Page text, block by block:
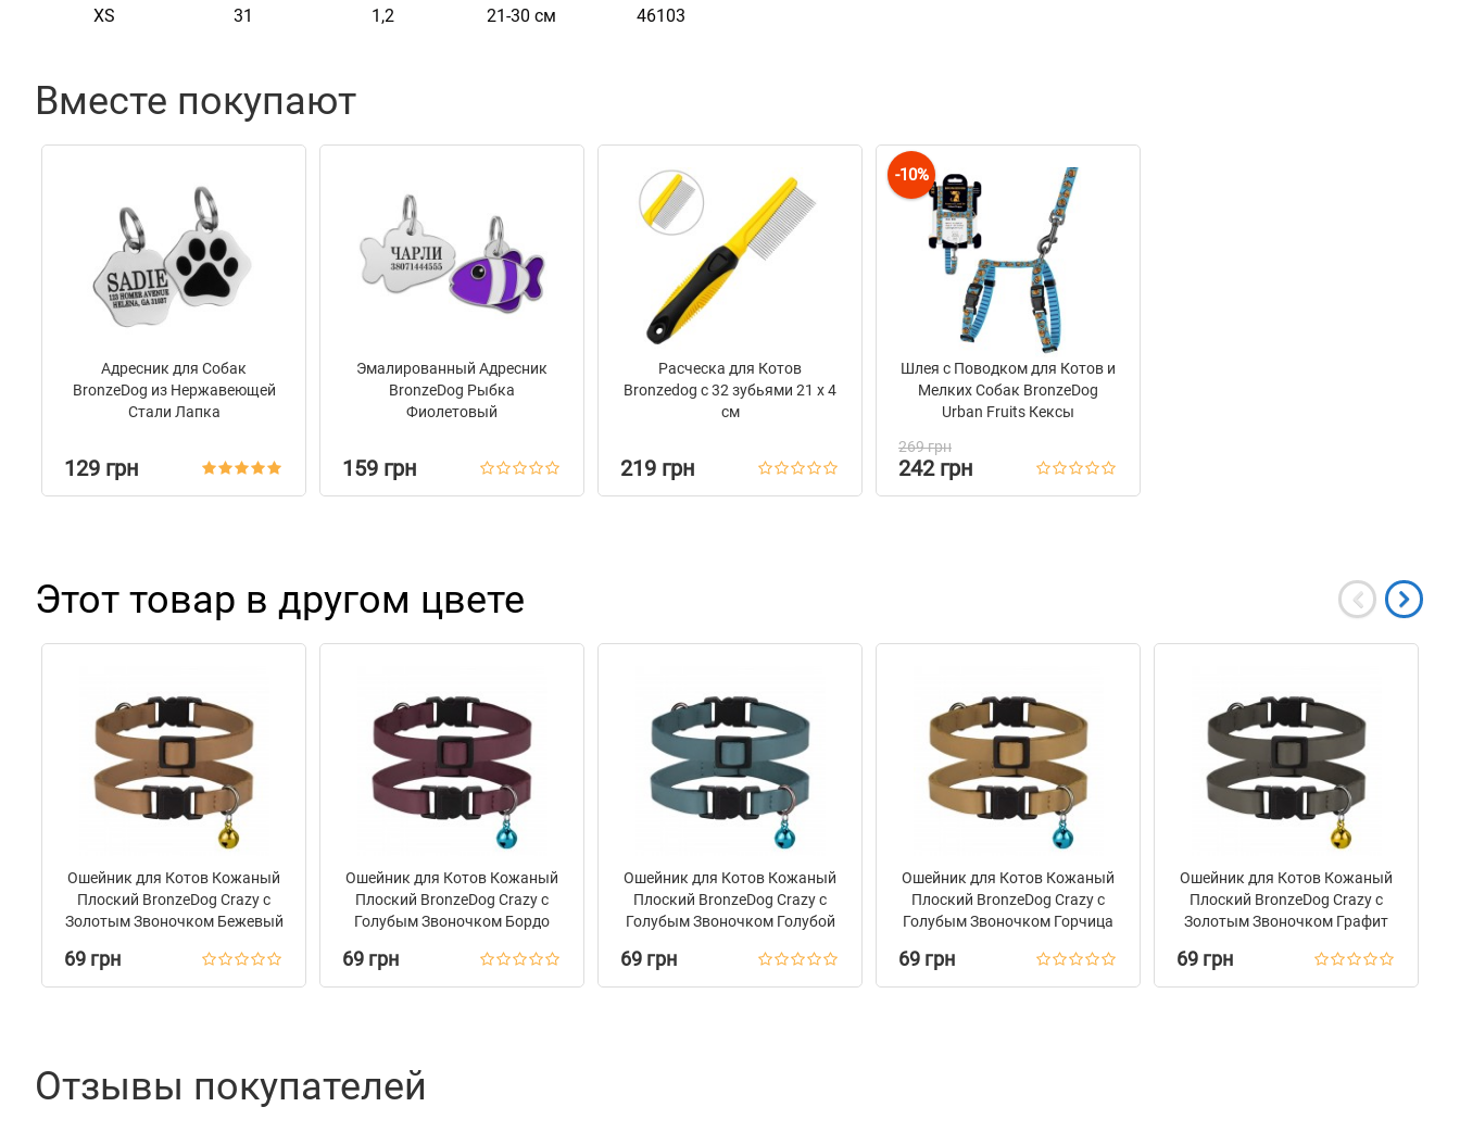
особым вниманием к деталям.
XS 31 1,2 21-30 см 46103
Вместе покупают
Адресник для Собак
BronzeDog из Нержавеющей
Стали Лапка
129 грн
Эмалированный Адресник
BronzeDog Рыбка
Фиолетовый
159 грн
Расческа для Котов
Bronzedog с 32 зубьями 21 х 4
см
219 грн
-10%
Шлея с Поводком для Котов и
Мелких Собак BronzeDog
Urban Fruits Кексы
269 грн
242 грн
Этот товар в другом цвете
Ошейник для Котов Кожаный
Плоский BronzeDog Crazy с
Золотым Звоночком Бежевый
69 грн
Ошейник для Котов Кожаный
Плоский BronzeDog Crazy с
Голубым Звоночком Бордо
69 грн
Ошейник для Котов Кожаный
Плоский BronzeDog Crazy с
Голубым Звоночком Голубой
69 грн
Ошейник для Котов Кожаный
Плоский BronzeDog Crazy с
Голубым Звоночком Горчица
69 грн
Ошейник для Котов Кожаный
Плоский BronzeDog Crazy с
Золотым Звоночком Графит
69 грн
Отзывы покупателей